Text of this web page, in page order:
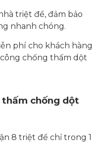
triệt để, đảm bảo
nhanh chóng.
phí cho khách hàng
chống thấm dột
thấm chống dột
8 triệt để chỉ trong 1